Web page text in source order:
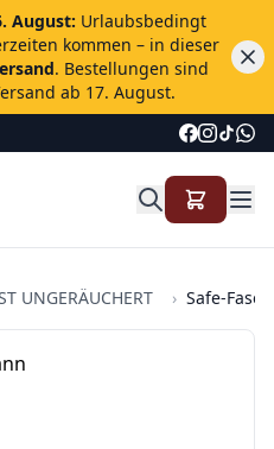
August: Urlaubsbedingt
kommen – in dieser
. Bestellungen sind
ab 17. August.
UNGERÄUCHERT › Safe-